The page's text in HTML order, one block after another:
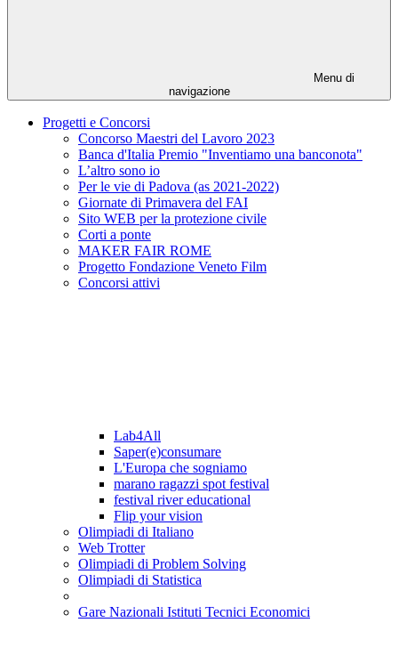
Menu di
navigazione
Progetti e Concorsi
Concorso Maestri del Lavoro 2023
Banca d'Italia Premio "Inventiamo una banconota"
L’altro sono io
Per le vie di Padova (as 2021-2022)
Giornate di Primavera del FAI
Sito WEB per la protezione civile
Corti a ponte
MAKER FAIR ROME
Progetto Fondazione Veneto Film
Concorsi attivi
Lab4All
Saper(e)consumare
L'Europa che sogniamo
marano ragazzi spot festival
festival river educational
Flip your vision
Olimpiadi di Italiano
Web Trotter
Olimpiadi di Problem Solving
Olimpiadi di Statistica
Gare Nazionali Istituti Tecnici Economici